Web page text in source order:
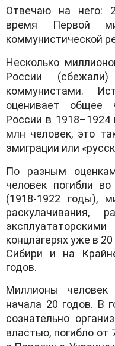
Отвечаю на него:
время Первой
коммунистической
Несколько
России
коммунистами.
оценивает общее
России в 1918–1924
млн человек, это
эмиграции или
По разным
человек погибли
(1918-1922 годы),
раскулачивания,
концлагерях уже в
Сибири и на
годов.
Миллионы
начала 20 годов. В
сознательно
властью, погибло от